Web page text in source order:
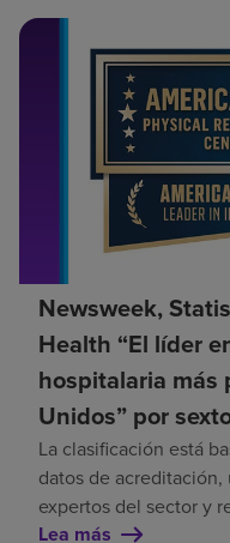
Newsweek,
Health “El líder
hospitalaria más
Unidos” por
La clasificación está
datos de
expertos del sector y
Lea más